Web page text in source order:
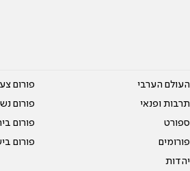
העולם הערבי
תרבות ופנאי
ספורט
פורומים
יהדות
פורום
פורום
פורום
פורום